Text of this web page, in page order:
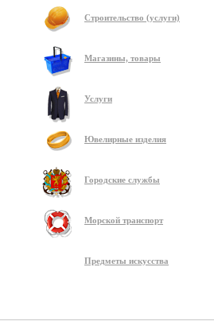
Строительство (услуги)
Магазины, товары
Услуги
Ювелирные изделия
Городские службы
Морской транспорт
Предметы искусства